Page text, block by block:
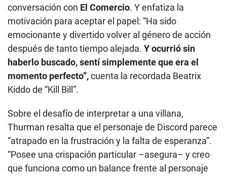
conversación con El Comercio. Y enfatiza la
motivación para aceptar el papel: “Ha sido
emocionante y divertido volver al género de acción
después de tanto tiempo alejada. Y ocurrió sin
haberlo buscado, sentí simplemente que era el
momento perfecto”,cuenta la recordada Beatrix
Kiddo de “Kill Bill”.
Sobre el desafío de interpretar a una villana,
Thurman resalta que el personaje de Discord parece
“atrapado en la frustración y la falta de esperanza”.
“Posee una crispación particular –asegura– y creo
que funciona como un balance frente al personaje